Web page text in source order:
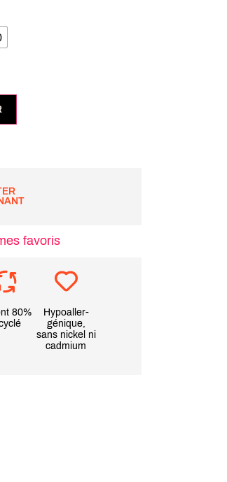
favoris
80%
Hypoaller-
génique,
sans nickel ni
cadmium